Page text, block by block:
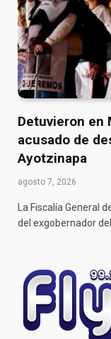
Detuvieron en
acusado de
Ayotzinapa
agosto 7, 2026
La Fiscalía General
del exgobernador